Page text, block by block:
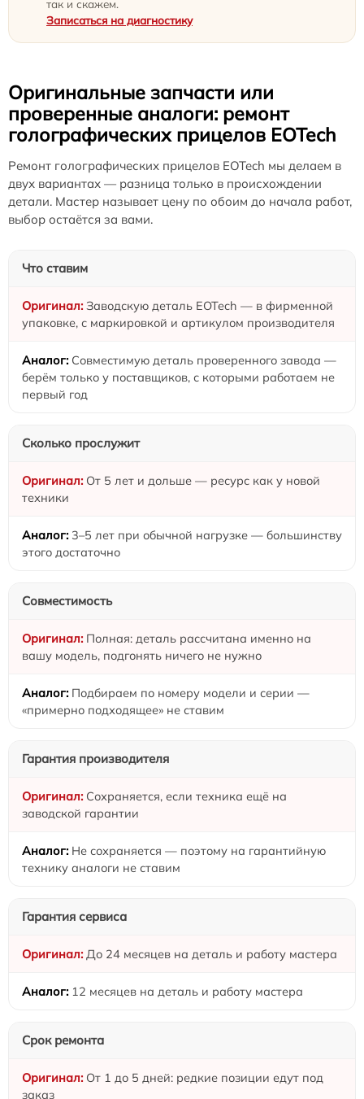
так и скажем.
Записаться на диагностику
Оригинальные запчасти или
проверенные аналоги: ремонт
голографических прицелов EOTech
Ремонт голографических прицелов EOTech мы делаем в
двух вариантах — разница только в происхождении
детали. Мастер называет цену по обоим до начала работ,
выбор остаётся за вами.
Что ставим
Заводскую деталь EOTech — в фирменной
упаковке, с маркировкой и артикулом производителя
Совместимую деталь проверенного завода —
берём только у поставщиков, с которыми работаем не
первый год
Сколько прослужит
От 5 лет и дольше — ресурс как у новой
техники
3–5 лет при обычной нагрузке — большинству
этого достаточно
Совместимость
Полная: деталь рассчитана именно на
вашу модель, подгонять ничего не нужно
Подбираем по номеру модели и серии —
«примерно подходящее» не ставим
Гарантия производителя
Сохраняется, если техника ещё на
заводской гарантии
Не сохраняется — поэтому на гарантийную
технику аналоги не ставим
Гарантия сервиса
До 24 месяцев на деталь и работу мастера
12 месяцев на деталь и работу мастера
Срок ремонта
От 1 до 5 дней: редкие позиции едут под
заказ